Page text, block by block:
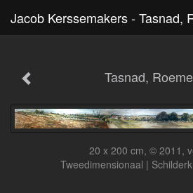
Tasnad,
20 x 200 cm, © 2011,
Tweedimensionaal |